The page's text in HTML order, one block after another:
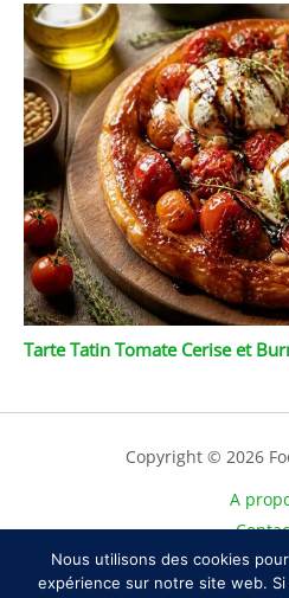
Tarte Tatin Tomate Cerise et
Copyright © 2026
A
Plan du
Mentions
Nous utilisons des cookies
expérience sur notre site web.